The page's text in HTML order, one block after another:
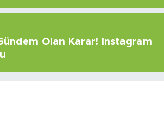
Olan Karar! Instagram